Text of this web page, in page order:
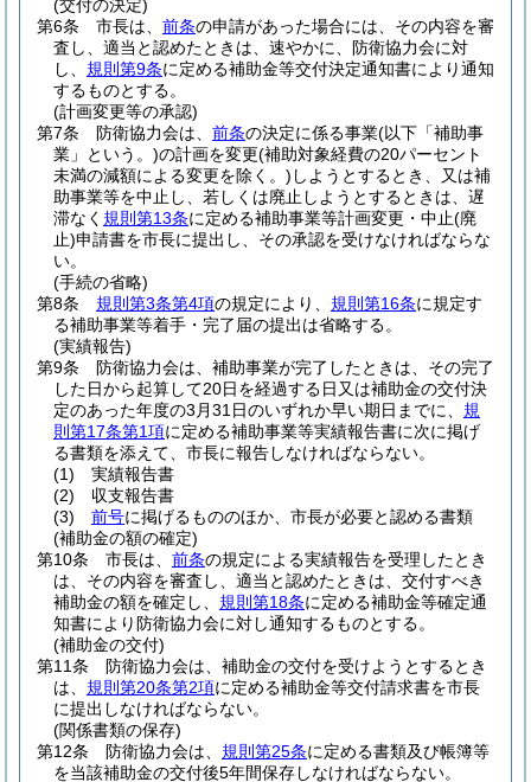
(交付の決定)
第6条
市長は、 前条の申請があった場合には、その内容を審
査し、適当と認めたときは、速やかに、防衛協力会に対
し、 規則第9条に定める補助金等交付決定通知書により通知
するものとする。
(計画変更等の承認)
第7条
防衛協力会は、 前条の決定に係る事業(以下「補助事
業」という。)の計画を変更(補助対象経費の20パーセント
未満の減額による変更を除く。) しようとするとき、又は補
助事業等を中止し、若しくは廃止しようとするときは、遅
滞なく 規則第13条に定める補助事業等計画変更・中止(廃
止)申請書を市長に提出し、その承認を受けなければならな
い。
(手続の省略)
第8条
規則第3条第4項の規定により、 規則第16条に規定す
る補助事業等着手・完了届の提出は省略する。
(実績報告)
第9条
防衛協力会は、補助事業が完了したときは、その完了
した日から起算して20日を経過する日又は補助金の交付決
定のあった年度の3月31日のいずれか早い期日までに、 規
則第17条第1項に定める補助事業等実績報告書に次に掲げ
る書類を添えて、市長に報告しなければならない。
(1)
実績報告書
(2)
収支報告書
(3)
前号に掲げるもののほか、市長が必要と認める書類
(補助金の額の確定)
第10条
市長は、 前条の規定による実績報告を受理したとき
は、その内容を審査し、適当と認めたときは、交付すべき
補助金の額を確定し、 規則第18条に定める補助金等確定通
知書により防衛協力会に対し通知するものとする。
(補助金の交付)
第11条
防衛協力会は、補助金の交付を受けようとするとき
は、 規則第20条第2項に定める補助金等交付請求書を市長
に提出しなければならない。
(関係書類の保存)
第12条
防衛協力会は、 規則第25条に定める書類及び帳簿等
を当該補助金の交付後5年間保存しなければならない。